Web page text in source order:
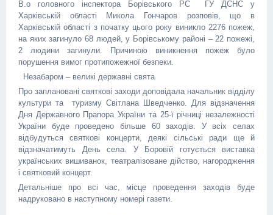
В.о головного інспектора Борівського РС ГУ ДСНС у
Харківській області Микола Гончаров розповів, що в
Харківській області з початку цього року виникло 2276 пожеж,
на яких загинуло 68 людей, у Борівському районі – 22 пожежі,
2 людини загинули. Причиною виникнення пожеж було
порушення вимог протипожежної безпеки.
Незабаром – великі державні свята
Про заплановані святкові заходи доповідала начальник відділу
культури та туризму Світлана Шведченко. Для відзначення
Дня Державного Прапора України та 25-ї річниці незалежності
України буде проведено більше 60 заходів. У всіх селах
відбудуться святкові концерти, деякі сільські ради ще й
відзначатимуть День села. У Боровій готується виставка
українських вишиванок, театралізоване дійство, нагородження
і святковий концерт.
Детальніше про всі час, місце проведення заходів буде
надруковано в наступному номері газети.